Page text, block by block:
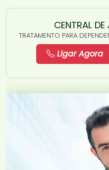
CENTRAL
TRATAMENTO PARA
Ligar Agora